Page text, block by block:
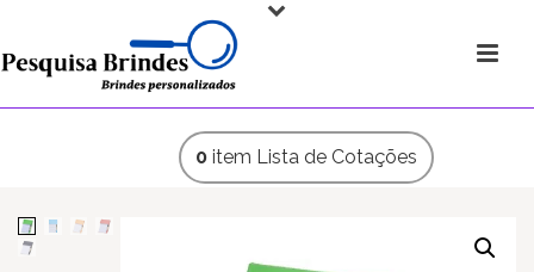
0item Lista de Cotações